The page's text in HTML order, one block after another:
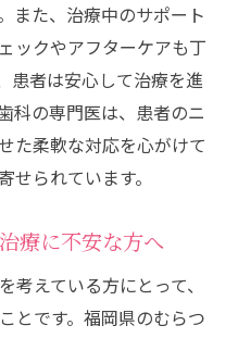
また、治療中のサポート
ックやアフターケアも丁
患者は安心して治療を進
科の専門医は、患者のニ
た柔軟な対応を心がけて
せられています。
療に不安な方へ
えている方にとって、
とです。福岡県のむらつ